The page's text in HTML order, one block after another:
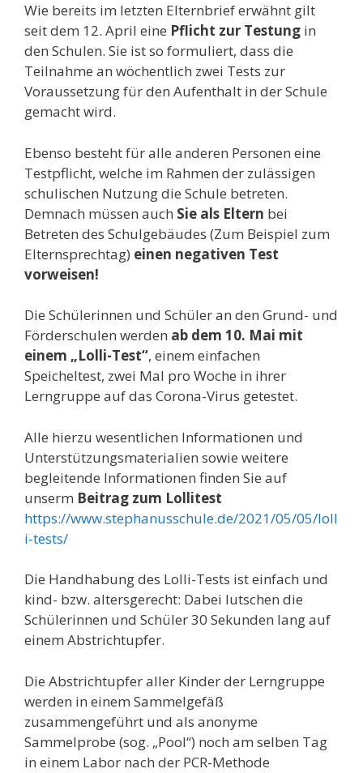
Wie bereits im letzten Elternbrief erwähnt gilt
seit dem 12. April eine Pflicht zur Testung in
den Schulen. Sie ist so formuliert, dass die
Teilnahme an wöchentlich zwei Tests zur
Voraussetzung für den Aufenthalt in der Schule
gemacht wird.
Ebenso besteht für alle anderen Personen eine
Testpflicht, welche im Rahmen der zulässigen
schulischen Nutzung die Schule betreten.
Demnach müssen auch Sie als Eltern bei
Betreten des Schulgebäudes (Zum Beispiel zum
Elternsprechtag) einen negativen Test
vorweisen!
Die Schülerinnen und Schüler an den Grund- und
Förderschulen werden ab dem 10. Mai mit
einem „Lolli-Test“, einem einfachen
Speicheltest, zwei Mal pro Woche in ihrer
Lerngruppe auf das Corona-Virus getestet.
Alle hierzu wesentlichen Informationen und
Unterstützungsmaterialien sowie weitere
begleitende Informationen finden Sie auf
unserm Beitrag zum Lollitest
https://www.stephanusschule.de/2021/05/05/loll
i-tests/
Die Handhabung des Lolli-Tests ist einfach und
kind- bzw. altersgerecht: Dabei lutschen die
Schülerinnen und Schüler 30 Sekunden lang auf
einem Abstrichtupfer.
Die Abstrichtupfer aller Kinder der Lerngruppe
werden in einem Sammelgefäß
zusammengeführt und als anonyme
Sammelprobe (sog. „Pool“) noch am selben Tag
in einem Labor nach der PCR-Methode